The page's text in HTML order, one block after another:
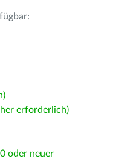
erforderlich)
oder neuer